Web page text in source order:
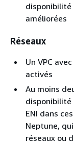
disponibilité
améliorées
Réseaux
Un VPC
activés
Au moins
disponibilité
ENI dans
Neptune,
réseaux ou